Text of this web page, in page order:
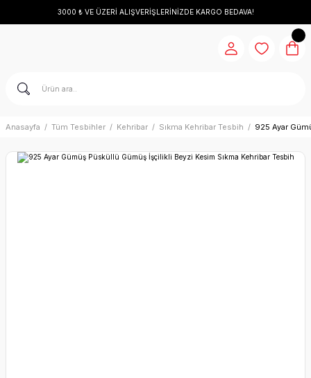
3000 ₺ VE ÜZERİ ALIŞVERİŞLERİNİZDE KARGO BEDAVA!
Anasayfa Tüm Tesbihler Kehribar Sıkma Kehribar Tesbih 925 Ayar